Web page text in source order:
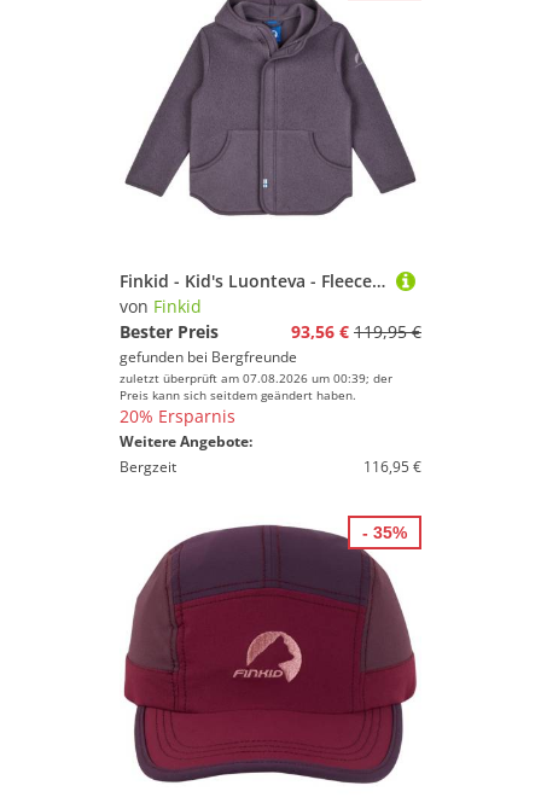
Finkid - Kid's Luonteva - Fleecejacke Gr 90/100 lila
von Finkid
Bester Preis
93,56 € 119,95 €
gefunden bei Bergfreunde
zuletzt überprüft am 07.08.2026 um 00:39; der
Preis kann sich seitdem geändert haben.
20% Ersparnis
Weitere Angebote:
Bergzeit
116,95 €
- 35%